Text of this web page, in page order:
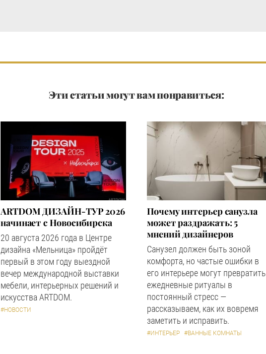
Эти статьи могут вам понравиться:
ARTDOM ДИЗАЙН-ТУР 2026
начинает с Новосибирска
20 августа 2026 года в Центре
дизайна «Мельница» пройдёт
первый в этом году выездной
вечер международной выставки
мебели, интерьерных решений и
искусства ARTDOM.
#НОВОСТИ
Почему интерьер санузла
может раздражать: 5
мнений дизайнеров
Санузел должен быть зоной
комфорта, но частые ошибки в
его интерьере могут превратить
ежедневные ритуалы в
постоянный стресс —
рассказываем, как их вовремя
заметить и исправить.
#ИНТЕРЬЕР #ВАННЫЕ КОМНАТЫ